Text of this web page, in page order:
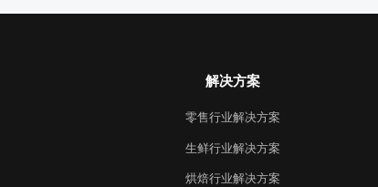
解决方案
零售行业解决方案
生鲜行业解决方案
烘焙行业解决方案